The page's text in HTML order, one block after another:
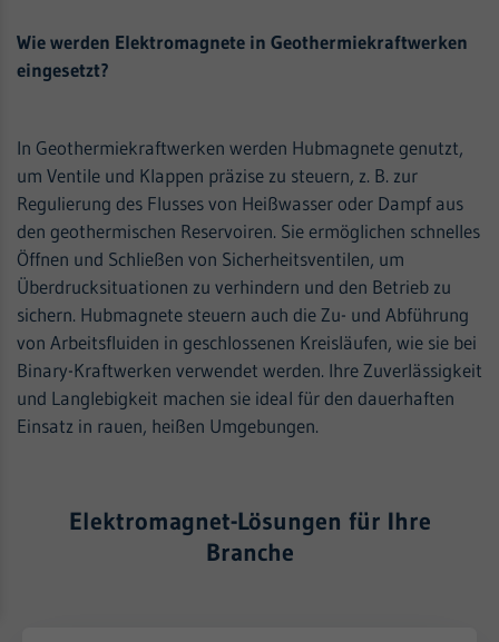
Wie werden Elektromagnete in Geothermiekraftwerken
eingesetzt?
In Geothermiekraftwerken werden Hubmagnete genutzt,
um Ventile und Klappen präzise zu steuern, z. B. zur
Regulierung des Flusses von Heißwasser oder Dampf aus
den geothermischen Reservoiren. Sie ermöglichen schnelles
Öffnen und Schließen von Sicherheitsventilen, um
Überdrucksituationen zu verhindern und den Betrieb zu
sichern. Hubmagnete steuern auch die Zu- und Abführung
von Arbeitsfluiden in geschlossenen Kreisläufen, wie sie bei
Binary-Kraftwerken verwendet werden. Ihre Zuverlässigkeit
und Langlebigkeit machen sie ideal für den dauerhaften
Einsatz in rauen, heißen Umgebungen.
Elektromagnet-Lösungen für Ihre
Branche